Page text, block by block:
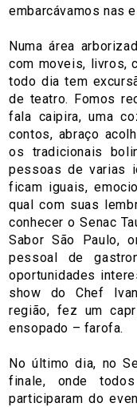
embarcávamos nas
Numa área
com moveis, livros,
todo dia tem
de teatro. Fomos
fala caipira, uma
contos, abraço
os tradicionais
pessoas de varias
ficam iguais,
qual com suas
conhecer o Senac
Sabor São Paulo,
pessoal de
oportunidades
show do Chef
região, fez um
ensopado – farofa.
No último dia, no
finale, onde
participaram do